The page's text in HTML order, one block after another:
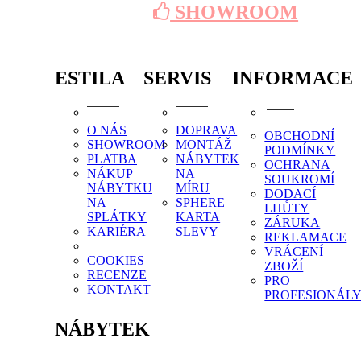
SHOWROOM
ESTILA
O NÁS
SHOWROOM
PLATBA
NÁKUP
NÁBYTKU
NA
SPLÁTKY
KARIÉRA
COOKIES
RECENZE
KONTAKT
SERVIS
DOPRAVA
MONTÁŽ
NÁBYTEK
NA
MÍRU
SPHERE
KARTA
SLEVY
INFORMACE
OBCHODNÍ
PODMÍNKY
OCHRANA
SOUKROMÍ
DODACÍ
LHŮTY
ZÁRUKA
REKLAMACE
VRÁCENÍ
ZBOŽÍ
PRO
NÁBYTEK